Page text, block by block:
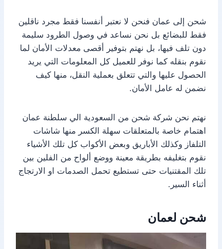
شحن إلى عمان فنحن لا نعتبر أنفسنا فقط مجرد ناقلين
فقط للبضائع بل نحن نساعد في وصول الطرود سليمة
دون تلف فيها، بل نهتم بتوفير أقصى معدلات الأمان لما
نقوم بنقله كما نوفر للعميل كل المعلومات التي يريد
الحصول عليها والتي تتعلق بعملية النقل، منها كيف
نضمن له عامل الأمان.
نهتم نحن شركة شحن من السعودية الي سلطنة عمان
اهتمام خاصة بالمتعلقات سهلة الكسر منها شاشات
التلفاز وكذلك الأباريق وبعض الأكواب كل تلك الأشياء
نقوم بتغليفه بطريقة معينة ووضع ألواح من الفلين بين
تلك المقتنيات حتى تستطيع تحمل الصدمات او الارتجاج
أثناء السير.
شحن لعمان